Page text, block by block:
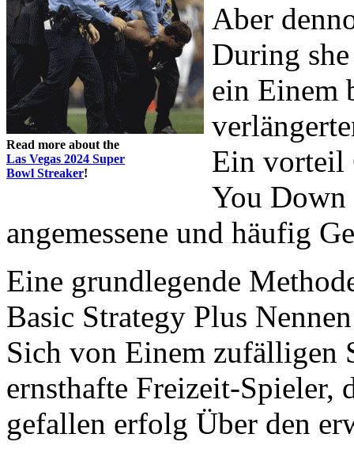
Read more about the
Las Vegas 2024 Super
Bowl Streaker!
Aber
During
ein Einem
Ein vorteil
You Down
angemessene und häufig
Eine grundlegende
Basic Strategy Plus
Sich von Einem zufälligen
ernsthafte Freizeit-Spieler,
gefallen erfolg Über den